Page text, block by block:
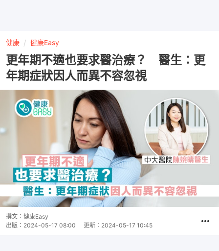
健康 健康Easy
更年期不適也要求醫治療？ 醫生：更
年期症狀因人而異不容忽視
撰文： 健康Easy
出版： 2024-05-17 08:00 更新： 2024-05-17 10:45